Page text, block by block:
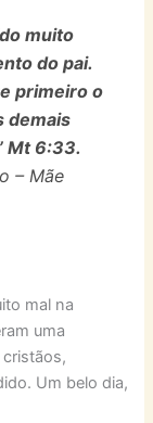
muito
do pai.
primeiro o
demais
Mt 6:33.
– Mãe
mal na
uma
Um belo dia,